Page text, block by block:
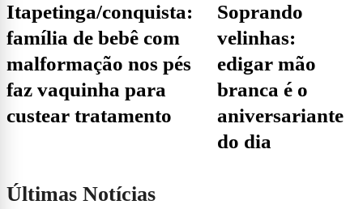
itapetinga/conquista:
família de bebê com
malformação nos pés
faz vaquinha para
custear tratamento
soprando
velinhas:
edigar mão
branca é o
aniversariante
do dia
Últimas Notícias